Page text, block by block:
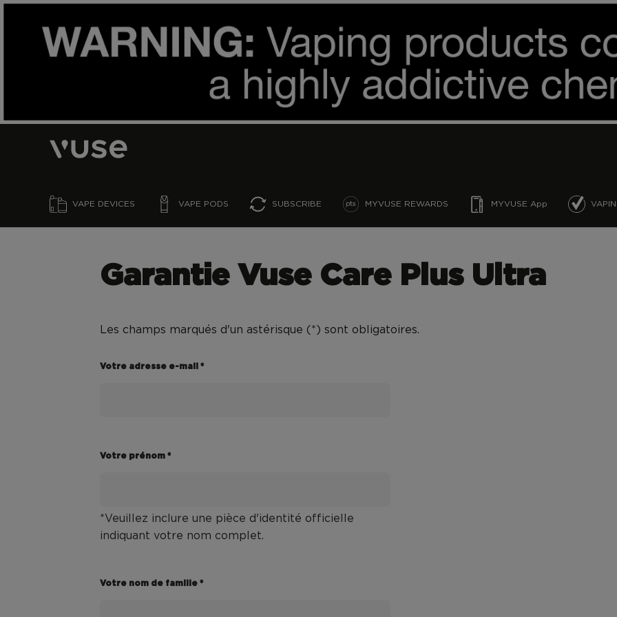
VAPE DEVICES VAPE PODS SUBSCRIBE MYVUSE REWARDS MYVUSE App
Garantie Vuse Care Plus Ultra
Les champs marqués d'un astérisque (*) sont obligatoires.
Votre adresse e-mail *
Votre prénom *
*Veuillez inclure une pièce d'identité officielle
indiquant votre nom complet.
Votre nom de famille *